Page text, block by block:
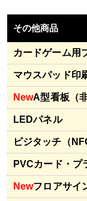
その他商品
カードゲーム用
マウスパッド印
NewA型看板（
LEDパネル
ビジタッチ（
PVCカード・プ
Newフロアサイ